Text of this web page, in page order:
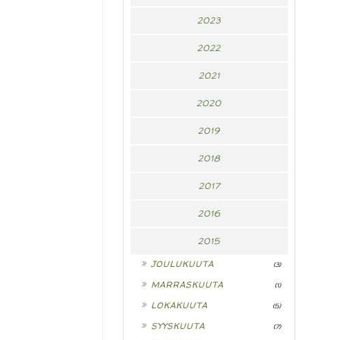
2023
2022
2021
2020
2019
2018
2017
2016
2015
JOULUKUUTA (3)
MARRASKUUTA (1)
LOKAKUUTA (5)
SYYSKUUTA (7)